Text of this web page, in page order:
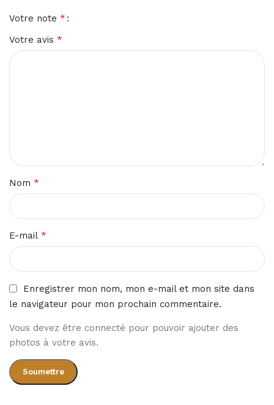
Votre note *
Votre avis *
Nom *
E-mail *
Enregistrer mon nom, mon e-mail et mon site dans
le navigateur pour mon prochain commentaire.
Vous devez être connecté pour pouvoir ajouter des
photos à votre avis.